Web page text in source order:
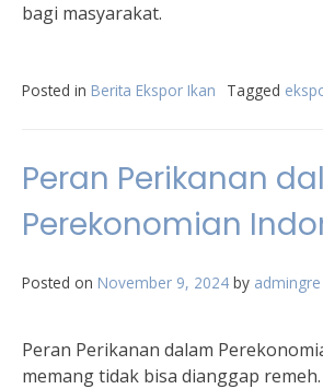
bagi masyarakat.
Posted in Berita Ekspor Ikan Tagged
Peran Perikanan
Perekonomian
Posted on November 9, 2024 by admingre
Peran Perikanan dalam
memang tidak bisa dianggap